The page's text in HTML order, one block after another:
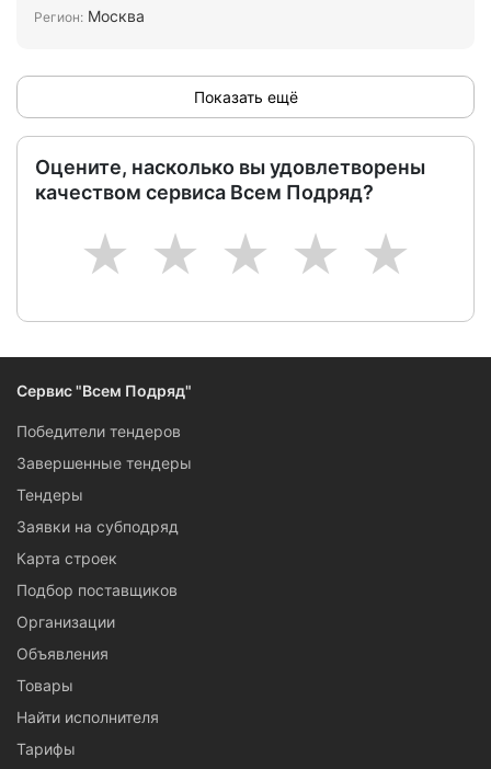
Регион: Москва
Показать ещё
Оцените, насколько вы удовлетворены
качеством сервиса Всем Подряд?
5
4
3
2
1
Сервис "Всем Подряд"
Победители тендеров
Завершенные тендеры
Тендеры
Заявки на субподряд
Карта строек
Подбор поставщиков
Организации
Объявления
Товары
Найти исполнителя
Тарифы